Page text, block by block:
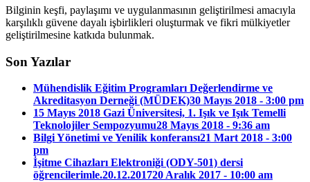
Bilginin keşfi, paylaşımı ve uygulanmasının geliştirilmesi amacıyla
karşılıklı güvene dayalı işbirlikleri oluşturmak ve fikri mülkiyetler
geliştirilmesine katkıda bulunmak.
Son Yazılar
Mühendislik Eğitim Programları Değerlendirme ve
Akreditasyon Derneği (MÜDEK)30 Mayıs 2018 - 3:00 pm
15 Mayıs 2018 Gazi Üniversitesi, 1. Işık ve Işık Temelli
Teknolojiler Sempozyumu28 Mayıs 2018 - 9:36 am
Bilgi Yönetimi ve Yenilik konferansı21 Mart 2018 - 3:00
pm
İşitme Cihazları Elektroniği (ODY-501) dersi
öğrencilerimle.20.12.201720 Aralık 2017 - 10:00 am